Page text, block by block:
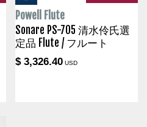
Powell Flute
Sonare PS-705 清水伶氏選
定品 Flute / フルート
$ 3,326.40USD